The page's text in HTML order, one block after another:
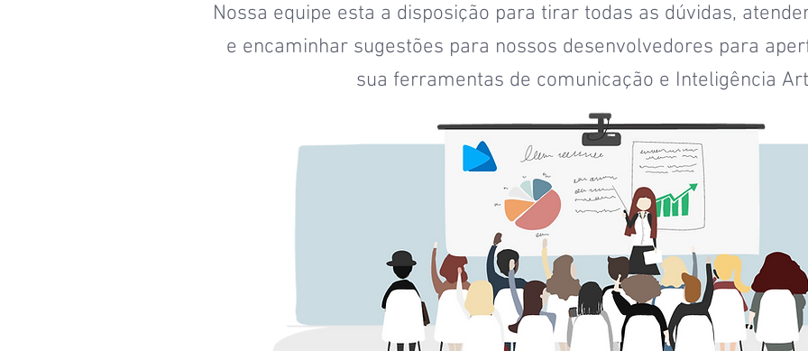
Nossa equipe esta a disposição para tirar todas as dúvidas,
e encaminhar sugestões para nossos desenvolvedores para
sua ferramentas de comunicação e Inteligência